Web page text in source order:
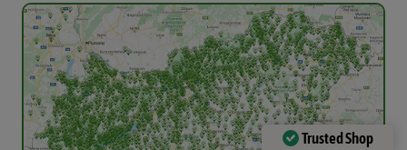
Trusted Shop